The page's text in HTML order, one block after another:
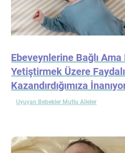
Ebeveynlerine Bağlı Ama
Yetiştirmek Üzere
Kazandırdığımıza
Uyuyan Bebekler Mutlu Aileler